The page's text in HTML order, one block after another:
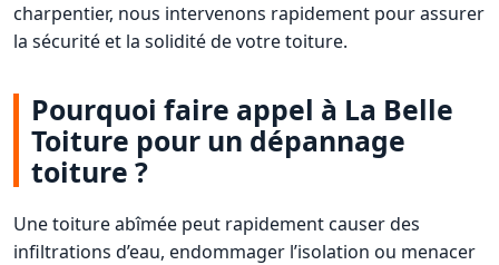
charpentier, nous intervenons rapidement pour assurer
la sécurité et la solidité de votre toiture.
Pourquoi faire appel à La Belle
Toiture pour un dépannage
toiture ?
Une toiture abîmée peut rapidement causer des
infiltrations d’eau, endommager l’isolation ou menacer